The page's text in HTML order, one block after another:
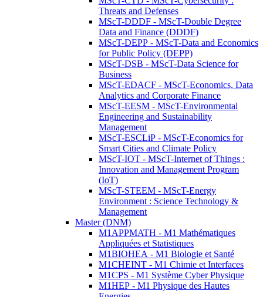
Threats and Defenses
MScT-DDDF - MScT-Double Degree
Data and Finance (DDDF)
MScT-DEPP - MScT-Data and Economics
for Public Policy (DEPP)
MScT-DSB - MScT-Data Science for
Business
MScT-EDACF - MScT-Economics, Data
Analytics and Corporate Finance
MScT-EESM - MScT-Environmental
Engineering and Sustainability
Management
MScT-ESCLiP - MScT-Economics for
Smart Cities and Climate Policy
MScT-IOT - MScT-Internet of Things :
Innovation and Management Program
(IoT)
MScT-STEEM - MScT-Energy
Environment : Science Technology &
Management
Master (DNM)
M1APPMATH - M1 Mathématiques
Appliquées et Statistiques
M1BIOHEA - M1 Biologie et Santé
M1CHEINT - M1 Chimie et Interfaces
M1CPS - M1 Système Cyber Physique
M1HEP - M1 Physique des Hautes